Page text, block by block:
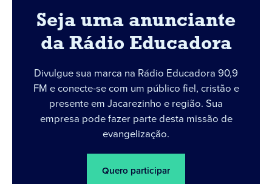
Seja uma anunciante
da Rádio Educadora
Divulgue sua marca na Rádio Educadora 90,9
FM e conecte-se com um público fiel, cristão e
presente em Jacarezinho e região. Sua
empresa pode fazer parte desta missão de
evangelização.
Quero participar